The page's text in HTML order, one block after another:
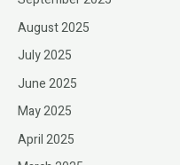
August 2025
July 2025
June 2025
May 2025
April 2025